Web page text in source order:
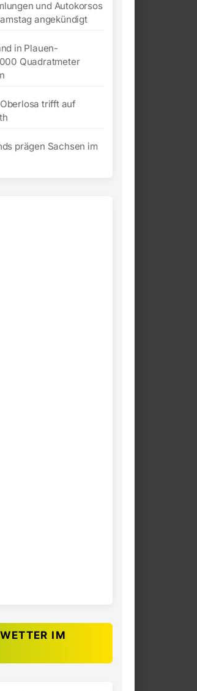
und Autokorsos
angekündigt
in Plauen-
Quadratmeter
trifft auf
prägen Sachsen im
IM